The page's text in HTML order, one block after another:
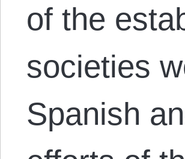
of the
societies
Spanish